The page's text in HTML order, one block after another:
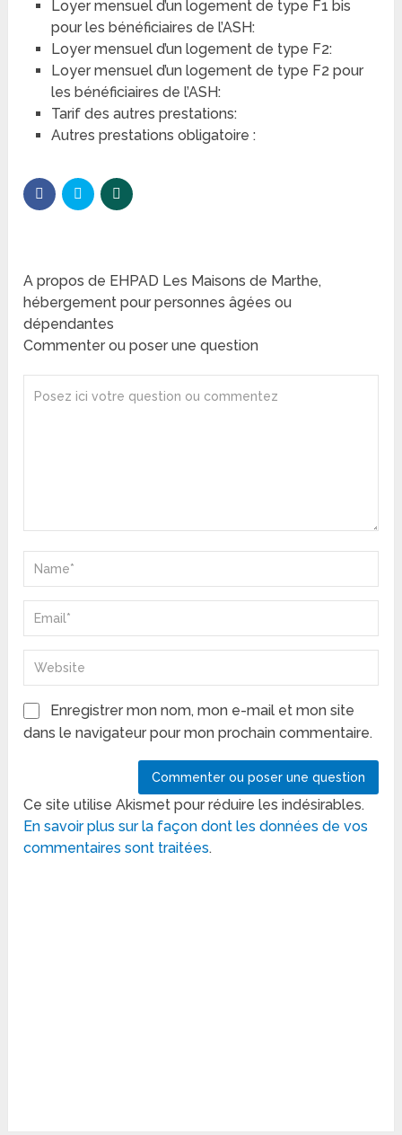
Loyer mensuel d’un logement de type F1 bis
pour les bénéficiaires de l’ASH:
Loyer mensuel d’un logement de type F2:
Loyer mensuel d’un logement de type F2 pour
les bénéficiaires de l’ASH:
Tarif des autres prestations:
Autres prestations obligatoire :
A propos de EHPAD Les Maisons de Marthe,
hébergement pour personnes âgées ou
dépendantes
Commenter ou poser une question
Enregistrer mon nom, mon e-mail et mon site
dans le navigateur pour mon prochain commentaire.
Ce site utilise Akismet pour réduire les indésirables.
En savoir plus sur la façon dont les données de vos
commentaires sont traitées.